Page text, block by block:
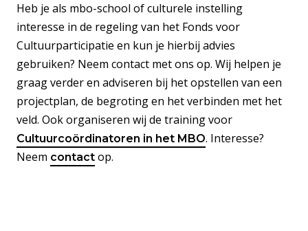
Heb je als mbo-school of culturele instelling
interesse in de regeling van het Fonds voor
Cultuurparticipatie en kun je hierbij advies
gebruiken? Neem contact met ons op. Wij helpen je
graag verder en adviseren bij het opstellen van een
projectplan, de begroting en het verbinden met het
veld. Ook organiseren wij de training voor
Cultuurcoördinatoren in het MBO. Interesse?
Neem contact op.